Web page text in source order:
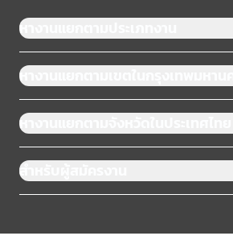
หางานแยกตามประเภทงาน
หางานแยกตามเขตในกรุงเทพมหานคร
หางานแยกตามจังหวัดในประเทศไทย
สำหรับผู้สมัครงาน